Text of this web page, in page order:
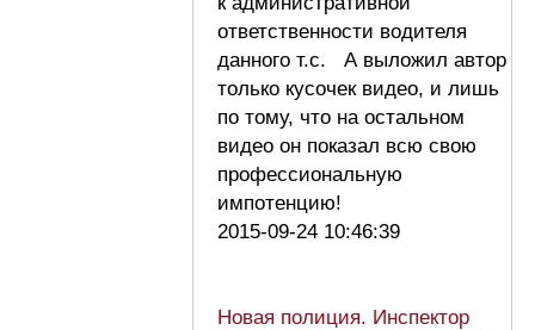
ответственности водителя
данного т.с. А выложил автор
только кусочек видео, и лишь
по тому, что на остальном
видео он показал всю свою
профессиональную
импотенцию!
2015-09-24 10:46:39
Новая полиция. Инспектор